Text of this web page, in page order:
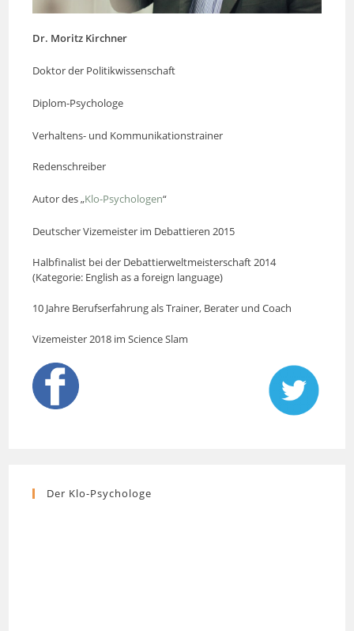
Dr. Moritz Kirchner
Doktor der Politikwissenschaft
Diplom-Psychologe
Verhaltens- und Kommunikationstrainer
Redenschreiber
Autor des „Klo-Psychologen“
Deutscher Vizemeister im Debattieren 2015
Halbfinalist bei der Debattierweltmeisterschaft 2014
(Kategorie: English as a foreign language)
10 Jahre Berufserfahrung als Trainer, Berater und Coach
Vizemeister 2018 im Science Slam
Der Klo-Psychologe